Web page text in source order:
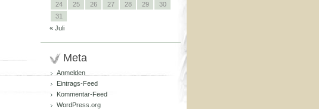
24
25 26 27 28 29
30
31
« Juli
Meta
Anmelden
Eintrags-Feed
Kommentar-Feed
WordPress.org